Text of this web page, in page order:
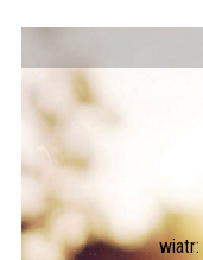
wiatr: